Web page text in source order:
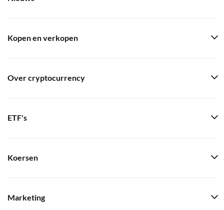
Kopen en verkopen
Over cryptocurrency
ETF's
Koersen
Marketing